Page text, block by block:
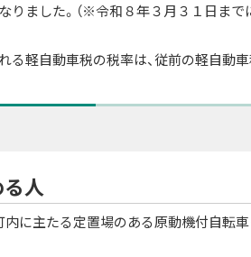
ました。（※令和８年３月３１日まで
自動車税の税率は、従前の軽自動車
人
内に主たる定置場のある原動機付自転